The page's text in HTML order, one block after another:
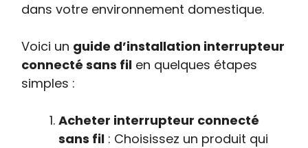
dans votre environnement domestique.
Voici un guide d’installation interrupteur
connecté sans fil en quelques étapes
simples :
Acheter interrupteur connecté
sans fil : Choisissez un produit qui